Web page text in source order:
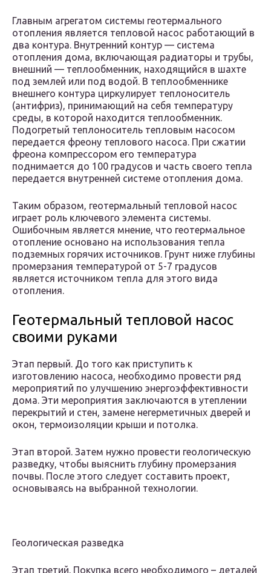
Главным агрегатом системы геотермального
отопления является тепловой насос работающий в
два контура. Внутренний контур — система
отопления дома, включающая радиаторы и трубы,
внешний — теплообменник, находящийся в шахте
под землей или под водой. В теплообменнике
внешнего контура циркулирует теплоноситель
(антифриз), принимающий на себя температуру
среды, в которой находится теплообменник.
Подогретый теплоноситель тепловым насосом
передается фреону теплового насоса. При сжатии
фреона компрессором его температура
поднимается до 100 градусов и часть своего тепла
передается внутренней системе отопления дома.
Таким образом, геотермальный тепловой насос
играет роль ключевого элемента системы.
Ошибочным является мнение, что геотермальное
отопление основано на использования тепла
подземных горячих источников. Грунт ниже глубины
промерзания температурой от 5-7 градусов
является источником тепла для этого вида
отопления.
Геотермальный тепловой насос
своими руками
Этап первый. До того как приступить к
изготовлению насоса, необходимо провести ряд
мероприятий по улучшению энергоэффективности
дома. Эти мероприятия заключаются в утеплении
перекрытий и стен, замене негерметичных дверей и
окон, термоизоляции крыши и потолка.
Этап второй. Затем нужно провести геологическую
разведку, чтобы выяснить глубину промерзания
почвы. После этого следует составить проект,
основываясь на выбранной технологии.
Геологическая разведка
Этап третий. Покупка всего необходимого – деталей